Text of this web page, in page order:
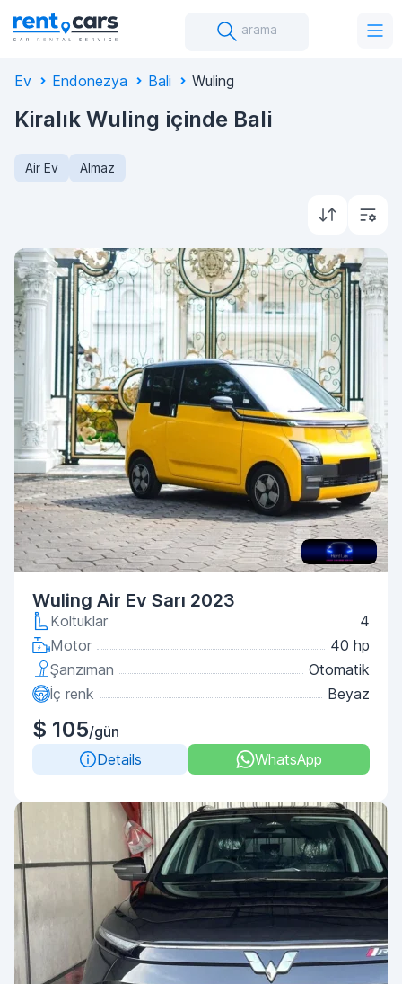
arama
Ev Endonezya Bali Wuling
Kiralık Wuling içinde Bali
Air Ev Almaz
Wuling Air Ev Sarı 2023
Koltuklar
4
Motor
40 hp
Şanzıman
Otomatik
İç renk
Beyaz
$ 105/gün
Details
WhatsApp